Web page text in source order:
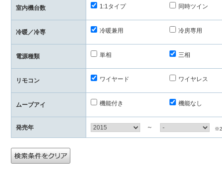
室内機台数 1:1タイプ 同時ツイン
冷暖／冷専 冷暖兼用 冷房専用
電源種類 単相 三相
リモコン ワイヤード ワイヤレス
ムーブアイ 機能付き 機能なし
発売年 ～